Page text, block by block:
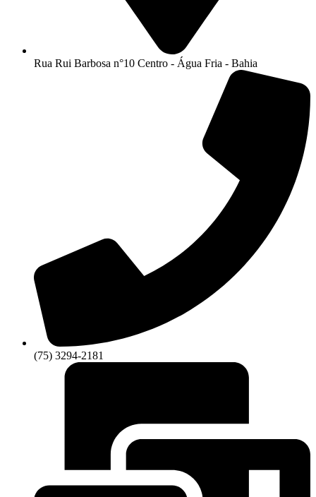
Rua Rui Barbosa n°10 Centro - Água Fria - Bahia
(75) 3294-2181